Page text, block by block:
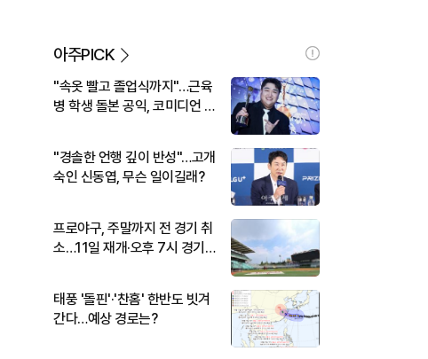
아주PICK
"속옷 빨고 졸업식까지"…근육
병 학생 돌본 공익, 코미디언 김
"경솔한 언행 깊이 반성"…고개
숙인 신동엽, 무슨 일이길래?
프로야구, 주말까지 전 경기 취
소…11일 재개·오후 7시 경기
태풍 '돌핀'·'찬홈' 한반도 빗겨
간다…예상 경로는?